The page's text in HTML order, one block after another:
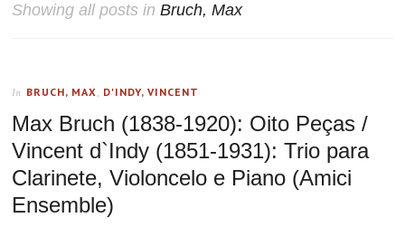
Showing all posts inBruch, Max
In BRUCH, MAX, D'INDY, VINCENT
Max Bruch (1838-1920): Oito Peças /
Vincent d`Indy (1851-1931): Trio para
Clarinete, Violoncelo e Piano (Amici
Ensemble)